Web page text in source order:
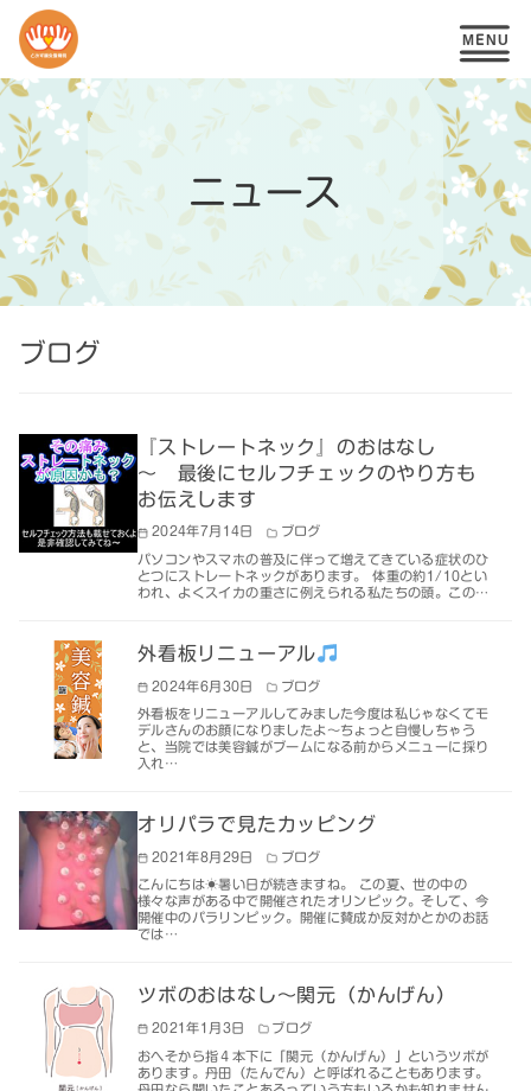
コ
ン
テ
ン
ツ
へ
ニュース
ブログ
『ストレートネック』のおはなし
～ 最後にセルフチェックのやり方も
お伝えします
2024年7月14日 ブログ
パソコンやスマホの普及に伴って増えてきている症状のひ
とつにストレートネックがあります。 体重の約1/10とい
われ、よくスイカの重さに例えられる私たちの頭。この…
外看板リニューアル
2024年6月30日 ブログ
外看板をリニューアルしてみました今度は私じゃなくてモ
デルさんのお顔になりましたよ～ちょっと自慢しちゃう
と、当院では美容鍼がブームになる前からメニューに採り
入れ…
オリパラで見たカッピング
2021年8月29日 ブログ
こんにちは☀暑い日が続きますね。 この夏、世の中の
様々な声がある中で開催されたオリンピック。そして、今
開催中のパラリンピック。開催に賛成か反対かとかのお話
では…
ツボのおはなし～関元（かんげん）
2021年1月3日 ブログ
おへそから指４本下に「関元（かんげん）」というツボが
あります。丹田（たんでん）と呼ばれることもあります。